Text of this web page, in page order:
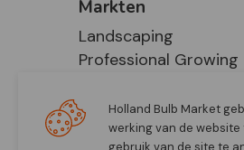
Markten
Landscaping
Professional Growing
RetailHolland Bulb Market
werking van de
gebruik van de site te